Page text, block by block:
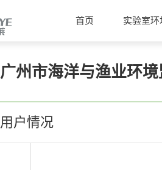
首页 实验室环
广州市海洋与渔业环
用户情况